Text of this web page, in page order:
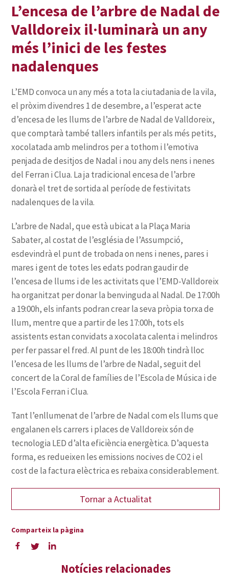
L’encesa de l’arbre de Nadal de
Valldoreix il·luminarà un any
més l’inici de les festes
nadalenques
Coral de famílies de l’Escola de Música i de
l’Escola Ferran i Clua